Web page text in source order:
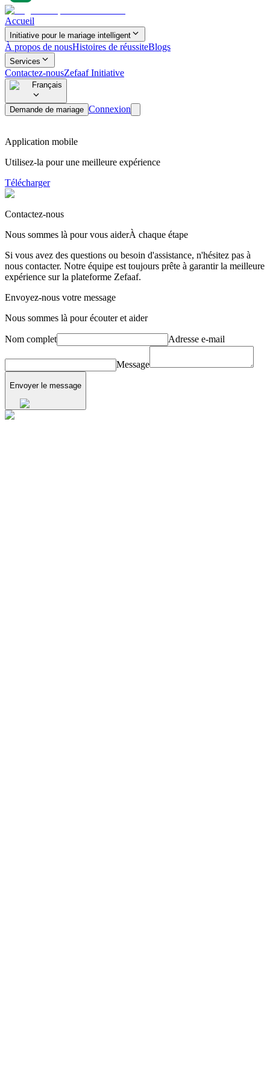
Accueil
Initiative pour le mariage intelligent
À propos de nousHistoires de réussiteBlogs
Services
Contactez-nousZefaaf Initiative
Français
Demande de mariage Connexion
Application mobile
Utilisez-la pour une meilleure expérience
Télécharger
Contactez-nous
Nous sommes là pour vous aiderÀ chaque étape
Si vous avez des questions ou besoin d'assistance, n'hésitez pas à
nous contacter. Notre équipe est toujours prête à garantir la meilleure
expérience sur la plateforme Zefaaf.
Envoyez-nous votre message
Nous sommes là pour écouter et aider
Nom complet Adresse e-mail
Message
Envoyer le message